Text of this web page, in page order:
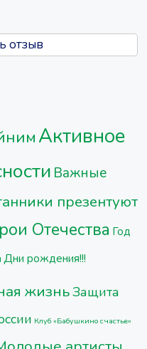
отзыв
Активное
Важные
презентуют
Отечества Год
Дни рождения!!!
жизньЗащита
Клуб «Бабушкино счастье»